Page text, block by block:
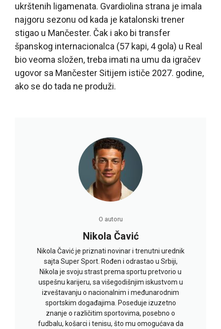
ukrštenih ligamenata. Gvardiolina strana je imala
najgoru sezonu od kada je katalonski trener
stigao u Mančester. Čak i ako bi transfer
španskog internacionalca (57 kapi, 4 gola) u Real
bio veoma složen, treba imati na umu da igračev
ugovor sa Mančester Sitijem ističe 2027. godine,
ako se do tada ne produži.
O autoru
Nikola Čavić
Nikola Čavić je priznati novinar i trenutni urednik
sajta Super Sport. Rođen i odrastao u Srbiji,
Nikola je svoju strast prema sportu pretvorio u
uspešnu karijeru, sa višegodišnjim iskustvom u
izveštavanju o nacionalnim i međunarodnim
sportskim događajima. Poseduje izuzetno
znanje o različitim sportovima, posebno o
fudbalu, košarci i tenisu, što mu omogućava da